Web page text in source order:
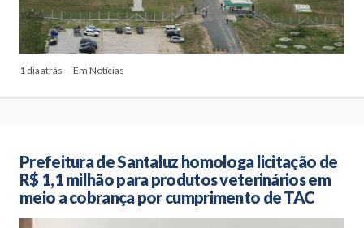
1 dia atrás — Em Notícias
Prefeitura de Santaluz homologa licitação de
R$ 1,1 milhão para produtos veterinários em
meio a cobrança por cumprimento de TAC